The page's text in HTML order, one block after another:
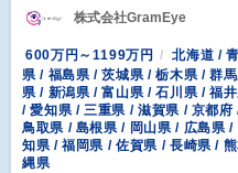
株式会社GramEye
600万円～1199万円
北海道 /
県 / 福島県 / 茨城県 / 栃木県 / 群
県 / 新潟県 / 富山県 / 石川県 / 福
/ 愛知県 / 三重県 / 滋賀県 / 京都
鳥取県 / 島根県 / 岡山県 / 広島県
知県 / 福岡県 / 佐賀県 / 長崎県 /
縄県